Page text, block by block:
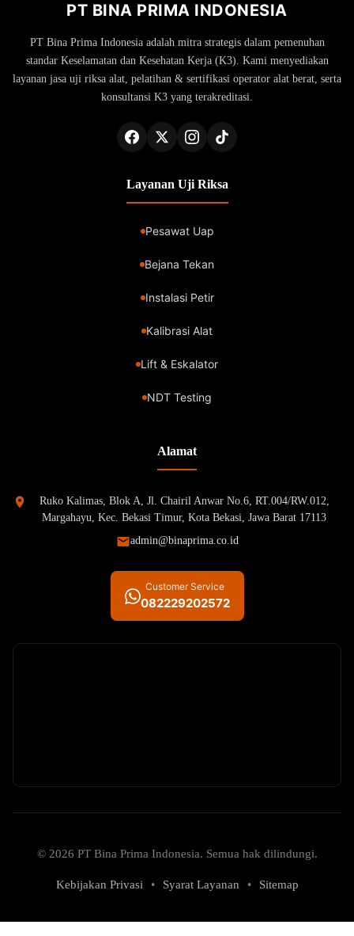
PT BINA PRIMA INDONESIA
PT Bina Prima Indonesia adalah mitra strategis dalam pemenuhan
standar Keselamatan dan Kesehatan Kerja (K3). Kami menyediakan
layanan jasa uji riksa alat, pelatihan & sertifikasi operator alat berat, serta
konsultansi K3 yang terakreditasi.
Layanan Uji Riksa
Pesawat Uap
Bejana Tekan
Instalasi Petir
Kalibrasi Alat
Lift & Eskalator
NDT Testing
Alamat
Ruko Kalimas, Blok A, Jl. Chairil Anwar No.6, RT.004/RW.012,
Margahayu, Kec. Bekasi Timur, Kota Bekasi, Jawa Barat 17113
admin@binaprima.co.id
Customer Service
082229202572
© 2026 PT Bina Prima Indonesia. Semua hak dilindungi.
Kebijakan Privasi • Syarat Layanan • Sitemap